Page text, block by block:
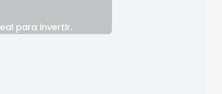
para invertir.